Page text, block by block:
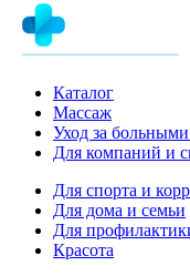
Каталог
Массаж
Уход за
Для компаний и
Для спорта и
Для дома и семьи
Для
Красота